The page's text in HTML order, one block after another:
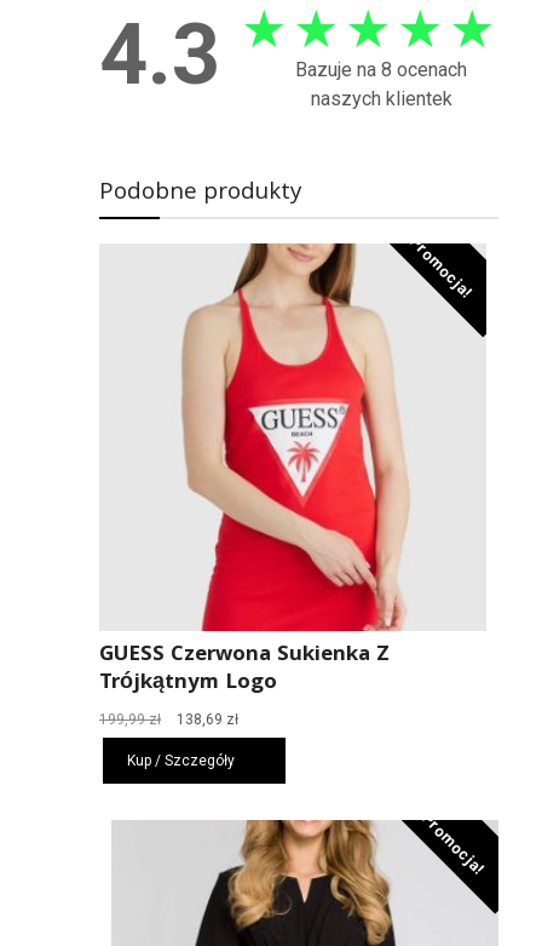
4.3 ★ ★ ★ ★ ★
Bazuje na 8 ocenach
naszych klientek
Podobne produkty
Promocja!
GUESS Czerwona Sukienka Z
Trójkątnym Logo
199,99zł
Pierwotna
cena
wynosiła:
199,99 zł.
138,69 złAktualna
cena
138,69 zł.
Kup / Szczegóły
Promocja!